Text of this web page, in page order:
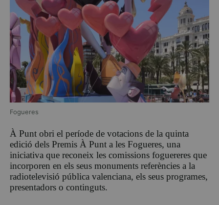
Fogueres
À Punt obri el període de votacions de la quinta
edició dels Premis À Punt a les Fogueres, una
iniciativa que reconeix les comissions foguereres que
incorporen en els seus monuments referències a la
radiotelevisió pública valenciana, els seus programes,
presentadors o continguts.